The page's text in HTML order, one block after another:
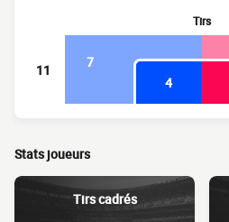
Tirs
11 7
4
Stats joueurs
Tirs cadrés